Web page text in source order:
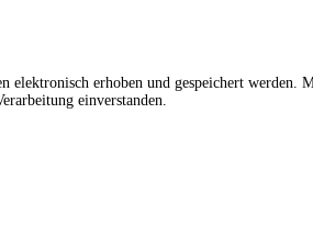
erhoben und gespeichert werden.
einverstanden.